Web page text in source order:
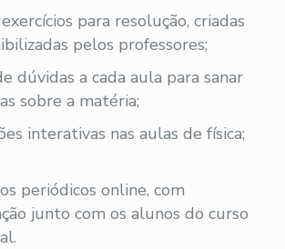
para resolução, criadas
pelos professores;
dúvidas a cada aula para sanar
sobre a matéria;
interativas nas aulas de física;
periódicos online, com
junto com os alunos do curso